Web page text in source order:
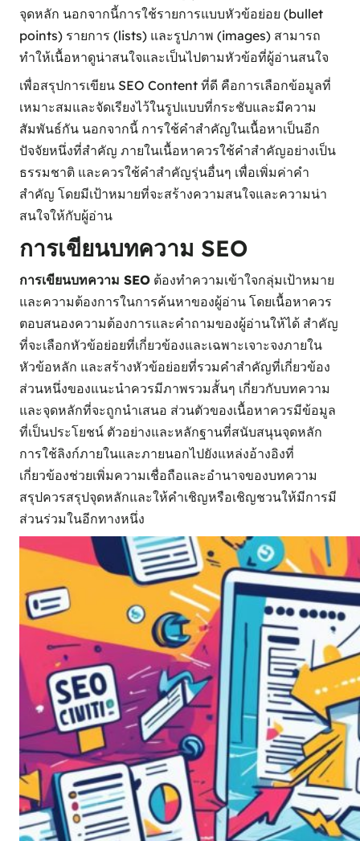
จุดหลัก นอกจากนี้การใช้รายการแบบหัวข้อย่อย (bullet
points) รายการ (lists) และรูปภาพ (images) สามารถ
ทำให้เนื้อหาดูน่าสนใจและเป็นไปตามหัวข้อที่ผู้อ่านสนใจ
เพื่อสรุปการเขียน SEO Content ที่ดี คือการเลือกข้อมูลที่
เหมาะสมและจัดเรียงไว้ในรูปแบบที่กระชับและมีความ
สัมพันธ์กัน นอกจากนี้ การใช้คำสำคัญในเนื้อหาเป็นอีก
ปัจจัยหนึ่งที่สำคัญ ภายในเนื้อหาควรใช้คำสำคัญอย่างเป็น
ธรรมชาติ และควรใช้คำสำคัญรุ่นอื่นๆ เพื่อเพิ่มค่าคำ
สำคัญ โดยมีเป้าหมายที่จะสร้างความสนใจและความน่า
สนใจให้กับผู้อ่าน
การเขียนบทความ SEO
การเขียนบทความ SEO ต้องทำความเข้าใจกลุ่มเป้าหมาย
และความต้องการในการค้นหาของผู้อ่าน โดยเนื้อหาควร
ตอบสนองความต้องการและคำถามของผู้อ่านให้ได้ สำคัญ
ที่จะเลือกหัวข้อย่อยที่เกี่ยวข้องและเฉพาะเจาะจงภายใน
หัวข้อหลัก และสร้างหัวข้อย่อยที่รวมคำสำคัญที่เกี่ยวข้อง
ส่วนหนึ่งของแนะนำควรมีภาพรวมสั้นๆ เกี่ยวกับบทความ
และจุดหลักที่จะถูกนำเสนอ ส่วนตัวของเนื้อหาควรมีข้อมูล
ที่เป็นประโยชน์ ตัวอย่างและหลักฐานที่สนับสนุนจุดหลัก
การใช้ลิงก์ภายในและภายนอกไปยังแหล่งอ้างอิงที่
เกี่ยวข้องช่วยเพิ่มความเชื่อถือและอำนาจของบทความ
สรุปควรสรุปจุดหลักและให้คำเชิญหรือเชิญชวนให้มีการมี
ส่วนร่วมในอีกทางหนึ่ง